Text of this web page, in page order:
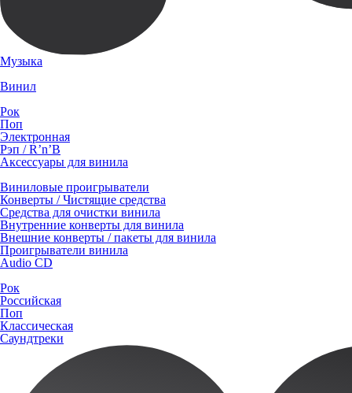
Музыка
Винил
Рок
Поп
Электронная
Рэп / R’n’B
Аксессуары для винила
Виниловые проигрыватели
Конверты / Чистящие средства
Средства для очистки винила
Внутренние конверты для винила
Внешние конверты / пакеты для винила
Проигрыватели винила
Audio CD
Рок
Российская
Поп
Классическая
Саундтреки